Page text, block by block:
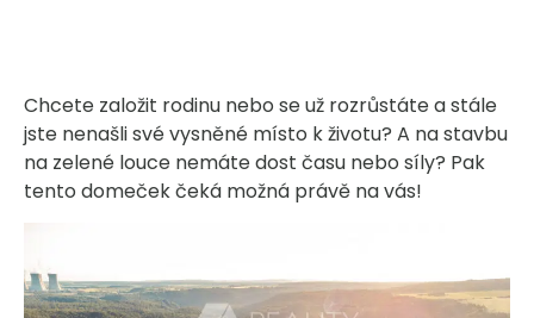
Chcete založit rodinu nebo se už rozrůstáte a stále
jste nenašli své vysněné místo k životu? A na stavbu
na zelené louce nemáte dost času nebo síly? Pak
tento domeček čeká možná právě na vás!